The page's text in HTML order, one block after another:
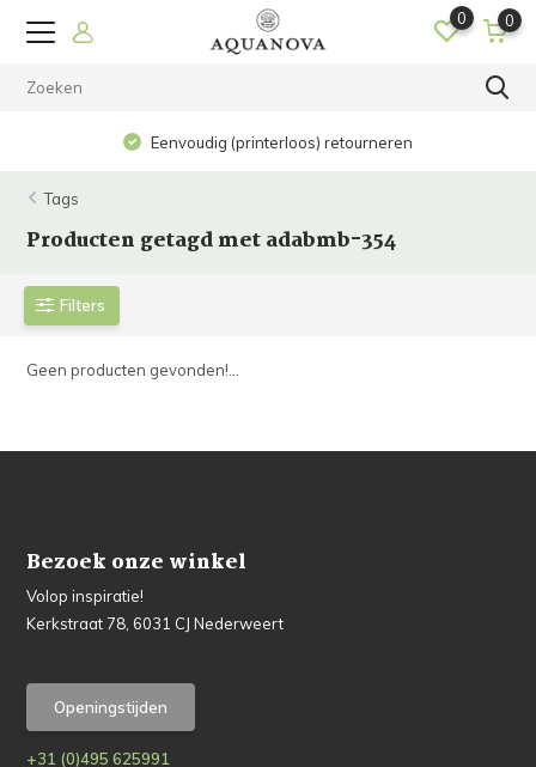
0 0
Eenvoudig (printerloos) retourneren
Tags
Producten getagd met adabmb-354
Filters
Geen producten gevonden!...
Bezoek onze winkel
Volop inspiratie!
Kerkstraat 78, 6031 CJ Nederweert
Openingstijden
+31 (0)495 625991